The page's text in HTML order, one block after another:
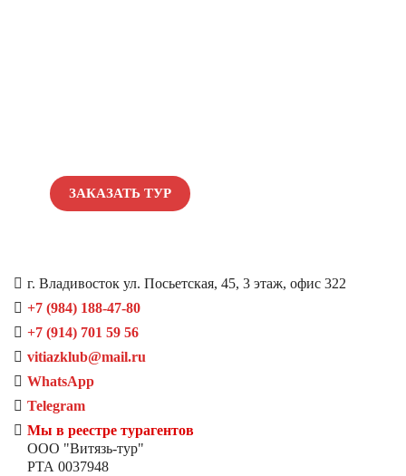
ЗАКАЗАТЬ ТУР
г. Владивосток ул. Посьетская, 45, 3 этаж, офис 322
+7 (984) 188-47-80
+7 (914) 701 59 56
vitiazklub@mail.ru
WhatsApp
Telegram
Мы в реестре турагентов
ООО "Витязь-тур"
РТА 0037948